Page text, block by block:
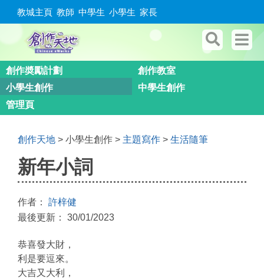
教城主頁 教師 中學生 小學生 家長
創作奬勵計劃
創作教室
小學生創作
中學生創作
管理頁
創作天地 > 小學生創作 > 主題寫作 > 生活隨筆
新年小詞
作者： 許梓健
最後更新： 30/01/2023
恭喜發大財，
利是要逗來。
大吉又大利，